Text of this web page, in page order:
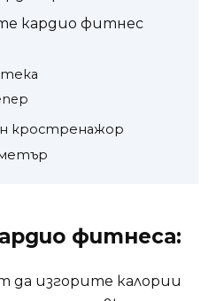
кардио фитнес
кростренажор
фитнеса:
да изгорите калории